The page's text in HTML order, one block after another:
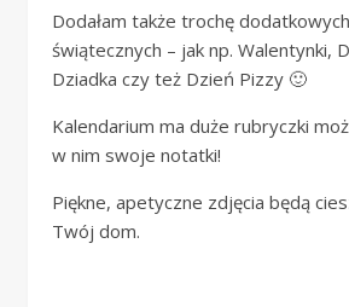
Dodałam także trochę
świątecznych – jak np. Walentynki,
Dziadka czy też Dzień Pizzy 🙂
Kalendarium ma duże rubryczki
w nim swoje notatki!
Piękne, apetyczne zdjęcia będą
Twój dom.